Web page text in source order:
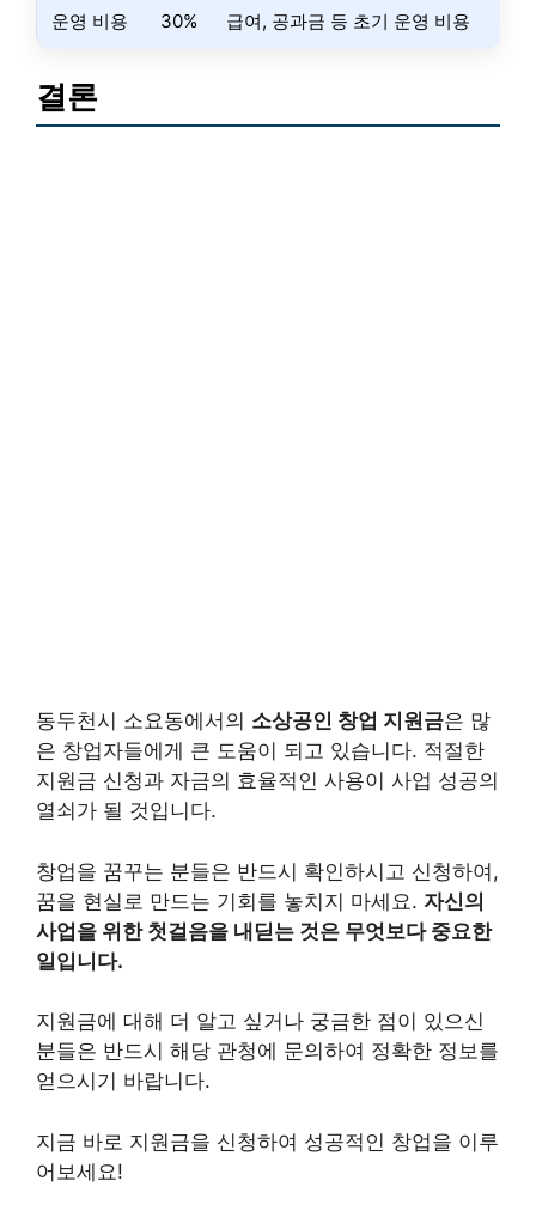
운영 비용 30% 급여, 공과금 등 초기 운영 비용
결론
동두천시 소요동에서의 소상공인 창업 지원금은 많
은 창업자들에게 큰 도움이 되고 있습니다. 적절한
지원금 신청과 자금의 효율적인 사용이 사업 성공의
열쇠가 될 것입니다.
창업을 꿈꾸는 분들은 반드시 확인하시고 신청하여,
꿈을 현실로 만드는 기회를 놓치지 마세요. 자신의
사업을 위한 첫걸음을 내딛는 것은 무엇보다 중요한
일입니다.
지원금에 대해 더 알고 싶거나 궁금한 점이 있으신
분들은 반드시 해당 관청에 문의하여 정확한 정보를
얻으시기 바랍니다.
지금 바로 지원금을 신청하여 성공적인 창업을 이루
어보세요!